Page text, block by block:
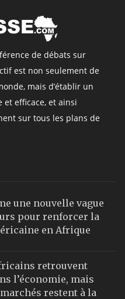
de débats sur
est non seulement de
mais d’établir un
et efficace, et ainsi
sur tous les plans de
une nouvelle vague
pour renforcer la
en Afrique
retrouvent
l’économie, mais
restent à la